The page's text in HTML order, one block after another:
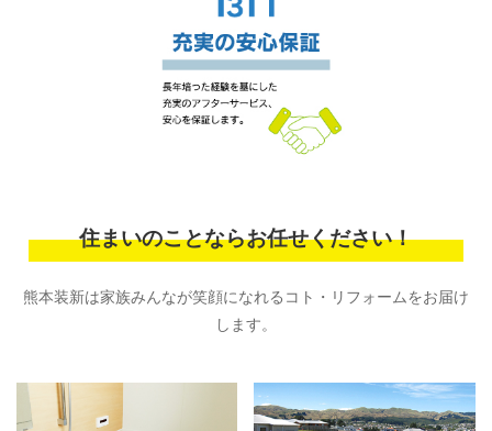
住まいのことならお任せください！
熊本装新は家族みんなが笑顔になれるコト・リフォームをお届け
します。